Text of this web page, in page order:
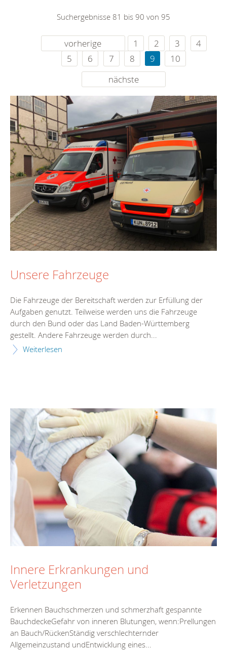
Suchergebnisse 81 bis 90 von 95
vorherige 1 2 3
4
5
6 7 8 9
10
nächste
Unsere Fahrzeuge
Die Fahrzeuge der Bereitschaft werden zur Erfüllung der
Aufgaben genutzt. Teilweise werden uns die Fahrzeuge
durch den Bund oder das Land Baden-Württemberg
gestellt. Andere Fahrzeuge werden durch...
Weiterlesen
Innere Erkrankungen und
Verletzungen
Erkennen Bauchschmerzen und schmerzhaft gespannte
BauchdeckeGefahr von inneren Blutungen, wenn:Prellungen
an Bauch/RückenStändig verschlechternder
Allgemeinzustand undEntwicklung eines...